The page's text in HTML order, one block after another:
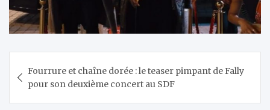
de
l’article
Fourrure et chaîne dorée : le teaser pimpant de Fally
pour son deuxième concert au SDF